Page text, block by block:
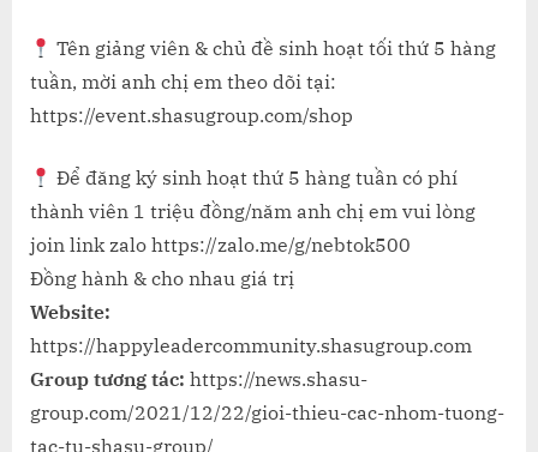
Tên giảng viên & chủ đề sinh hoạt tối thứ 5 hàng
tuần, mời anh chị em theo dõi tại:
https://event.shasugroup.com/shop
Để đăng ký sinh hoạt thứ 5 hàng tuần có phí
thành viên 1 triệu đồng/năm anh chị em vui lòng
join link zalo https://zalo.me/g/nebtok500
Đồng hành & cho nhau giá trị
Website:
https://happyleadercommunity.shasugroup.com
Group tương tác: https://news.shasu-
group.com/2021/12/22/gioi-thieu-cac-nhom-tuong-
tac-tu-shasu-group/